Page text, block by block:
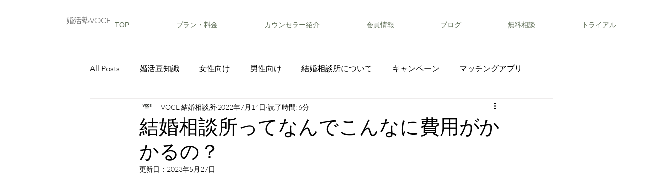
婚活塾VOCE TOP プラン・料金 カウンセラー紹介 会員情報 ブログ 無料相談 トライアル
All Posts 婚活豆知識 女性向け 男性向け 結婚相談所について キャンペーン マッチングアプリ
成婚エピソード
結婚相談所ってなんでこんなに費用がか
かるの？
VOCE 結婚相談所 2022年7月14日 読了時間: 6分
更新日： 2023年5月27日